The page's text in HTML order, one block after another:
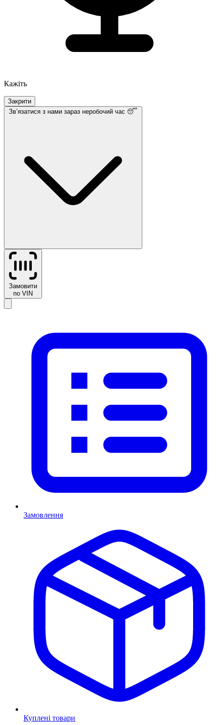
Кажіть
Закрити
Звʼязатися з нами зараз неробочий час 😴
Замовити
по VIN
Замовлення
Куплені товари